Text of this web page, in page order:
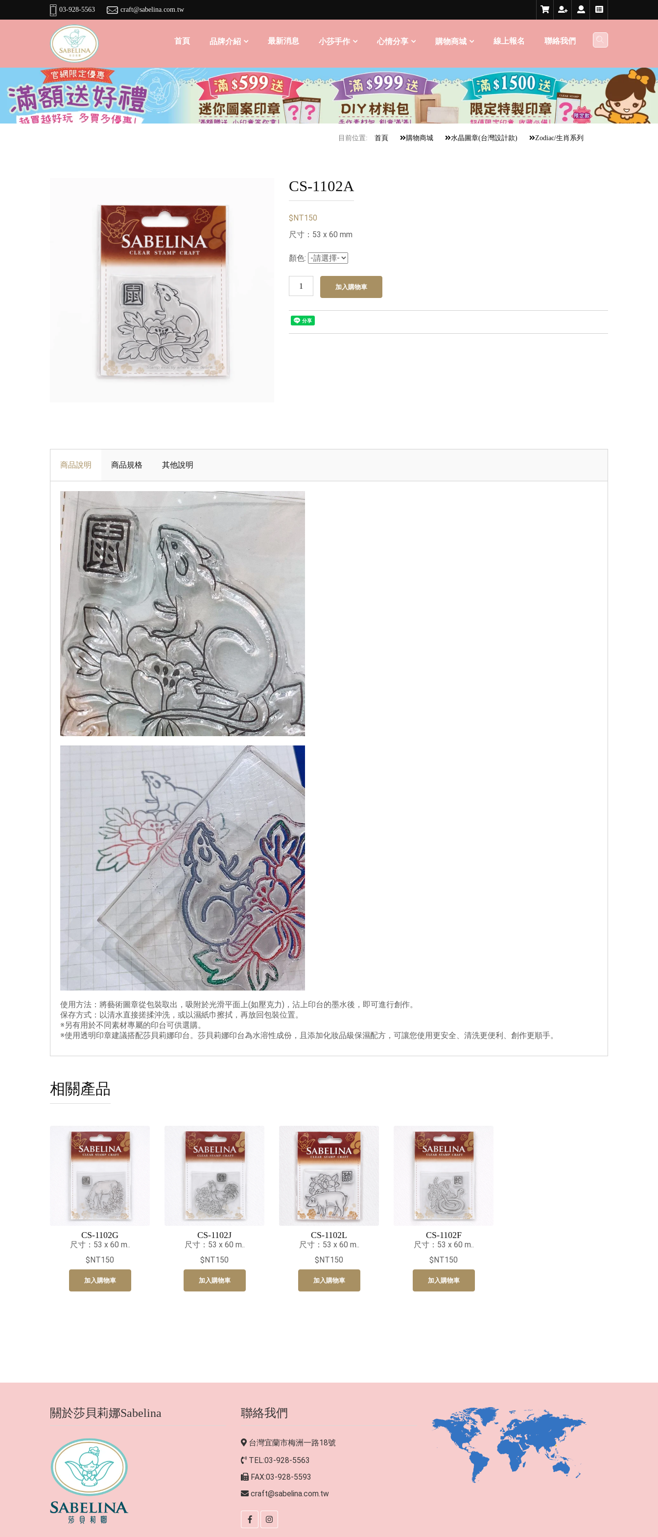
03-928-5563 craft@sabelina.com.tw
首頁 品牌介紹 最新消息 小莎手作 心情分享 購物商城 線上報名 聯絡我們
目前位置: 首頁 購物商城 水晶圖章(台灣設計款) Zodiac/生肖系列
CS-1102A
$NT150
尺寸：53 x 60 mm
顏色:
商品說明 商品規格 其他說明
使用方法：將藝術圖章從包裝取出，吸附於光滑平面上(如壓克力)，沾上印台的墨水後，即可進行創作。
保存方式：以清水直接搓揉沖洗，或以濕紙巾擦拭，再放回包裝位置。
※另有用於不同素材專屬的印台可供選購。
※使用透明印章建議搭配莎貝莉娜印台。莎貝莉娜印台為水溶性成份，且添加化妝品級保濕配方，可讓您使用更安全、清洗更便利、創作更順手。
相關產品
CS-1102G
尺寸：53 x 60 m..
$NT150
加入購物車
CS-1102J
尺寸：53 x 60 m..
$NT150
加入購物車
CS-1102L
尺寸：53 x 60 m..
$NT150
加入購物車
CS-1102F
尺寸：53 x 60 m..
$NT150
加入購物車
關於莎貝莉娜Sabelina 聯絡我們
台灣宜蘭市梅洲一路18號
TEL:03-928-5563
FAX:03-928-5593
craft@sabelina.com.tw